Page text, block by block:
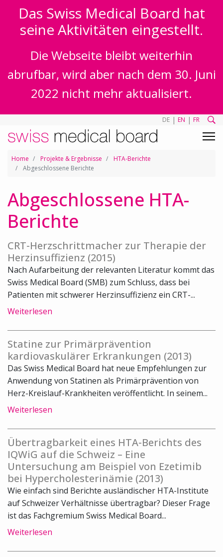
Das Swiss Medical Board hat
seine Aktivitäten eingestellt.
Die Webseite bleibt weiterhin
abrufbar, wird aber nach dem 30. Juni
2022 nicht mehr aktualisiert.
DE | EN | FR
Home Projekte & Ergebnisse
HTA-Berichte
Abgeschlossene Berichte
Abgeschlossene HTA-
Berichte
CRT-Herzschrittmacher zur Therapie der
Herzinsuffizienz (2015)
Nach Aufarbeitung der relevanten Literatur kommt das
Swiss Medical Board (SMB) zum Schluss, dass bei
Patienten mit schwerer Herzinsuffizienz ein CRT-...
Weiterlesen
Statine zur Primärprävention
kardiovaskulärer Erkrankungen (2013)
Das Swiss Medical Board hat neue Empfehlungen zur
Anwendung von Statinen als Primärprävention von
Herz-Kreislauf-Krankheiten veröffentlicht. In seinem...
Weiterlesen
Übertragbarkeit eines HTA-Berichts des
IQWiG auf die Schweiz – Eine
Untersuchung am Beispiel von Ezetimib
bei Hypercholesterinämie (2013)
Wie einfach sind Berichte ausländischer HTA-Institute
auf Schweizer Verhältnisse übertragbar? Dieser Frage
ist das Fachgremium Swiss Medical Board...
Weiterlesen